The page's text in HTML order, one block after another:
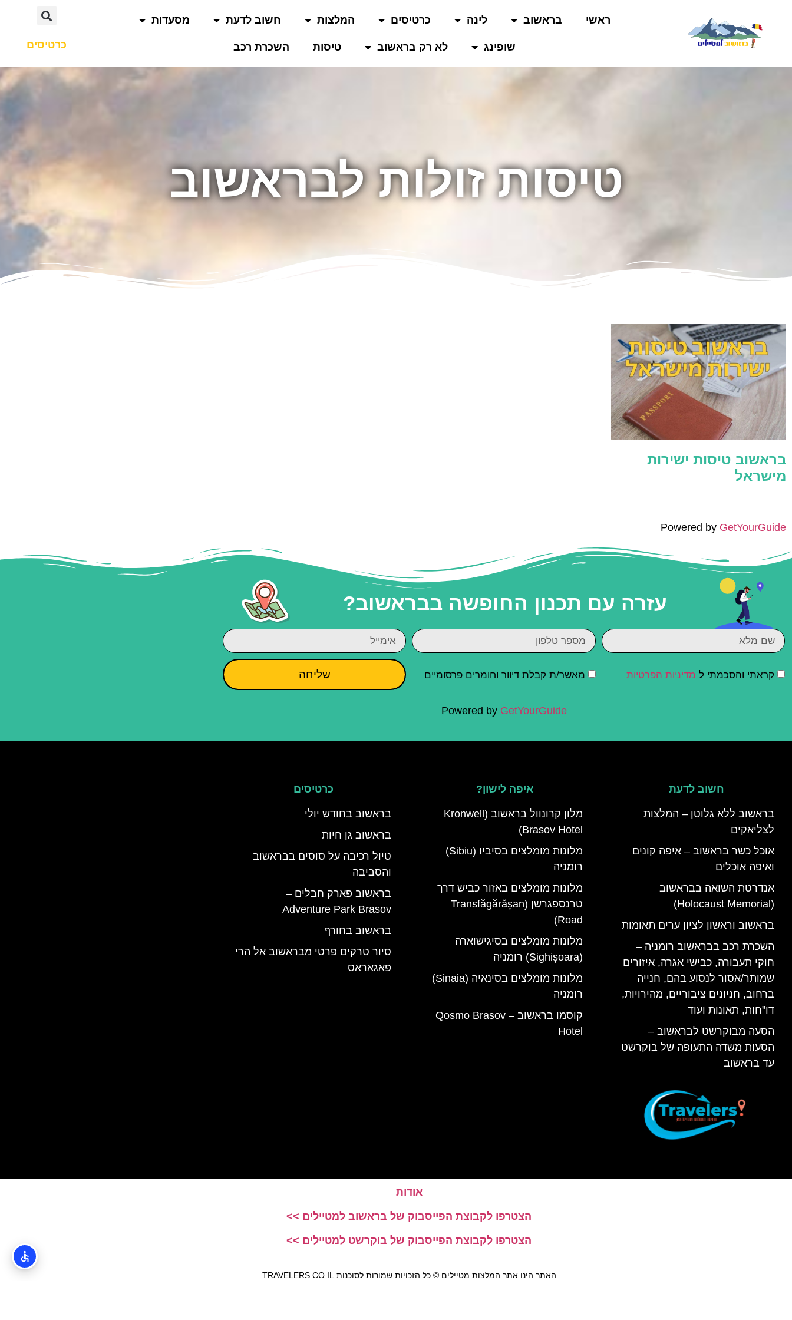
ראשי בראשוב לינה כרטיסים המלצות חשוב לדעת מסעדות
שופינג לא רק בראשוב טיסות השכרת רכב כרטיסים
טיסות זולות לבראשוב
בראשוב טיסות ישירות
מישראל
Powered by GetYourGuide
עזרה עם תכנון החופשה בבראשוב?
קראתי והסכמתי ל מדיניות הפרטיות מאשר/ת קבלת דיוור וחומרים פרסומיים שליחה
Powered by GetYourGuide
חשוב לדעת
בראשוב ללא גלוטן – המלצות
לצליאקים
אוכל כשר בראשוב – איפה קונים
ואיפה אוכלים
אנדרטת השואה בבראשוב
(Holocaust Memorial)
בראשוב וראשון לציון ערים תאומות
השכרת רכב בבראשוב רומניה –
חוקי תעבורה, כבישי אגרה, איזורים
שמותר/אסור לנסוע בהם, חנייה
ברחוב, חניונים ציבוריים, מהירויות,
דו"חות, תאונות ועוד
הסעה מבוקרשט לבראשוב –
הסעות משדה התעופה של בוקרשט
עד בראשוב
איפה לישון?
מלון קרונוול בראשוב (Kronwell
Brasov Hotel)
מלונות מומלצים בסיביו (Sibiu)
רומניה
מלונות מומלצים באזור כביש דרך
טרנספגרשן (Transfăgărășan
Road)
מלונות מומלצים בסיגישוארה
(Sighișoara) רומניה
מלונות מומלצים בסינאיה (Sinaia)
רומניה
קוסמו בראשוב – Qosmo Brasov
Hotel
כרטיסים
בראשוב בחודש יולי
בראשוב גן חיות
טיול רכיבה על סוסים בבראשוב
והסביבה
בראשוב פארק חבלים –
Adventure Park Brasov
בראשוב בחורף
סיור טרקים פרטי מבראשוב אל הרי
פאגאראס
אודות
הצטרפו לקבוצת הפייסבוק של בראשוב למטיילים >>
הצטרפו לקבוצת הפייסבוק של בוקרשט למטיילים >>
האתר הינו אתר המלצות מטיילים © כל הזכויות שמורות לסוכנות TRAVELERS.CO.IL